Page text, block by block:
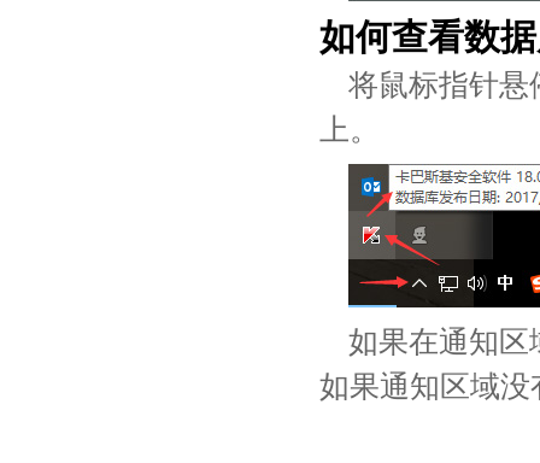
如何查看数
将鼠标指针悬
上。
如果在通知区
如果通知区域